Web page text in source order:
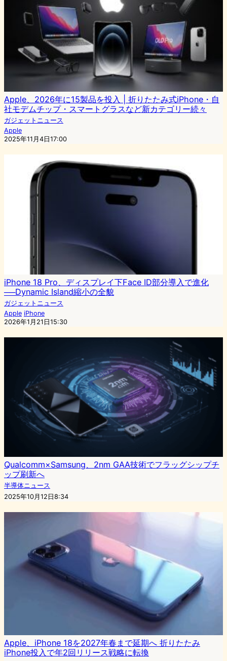
Apple、2026年に15製品を投入 | 折りたたみ式iPhone・自
社モデムチップ・スマートグラスなど新カテゴリー続々
ガジェットニュース
Apple
2025年11月4日17:00
iPhone 18 Pro、ディスプレイ下Face ID部分導入で進化
──Dynamic Island縮小の全貌
ガジェットニュース
Apple iPhone
2026年1月21日15:30
Qualcomm×Samsung、2nm GAA技術でフラッグシップチ
ップ刷新へ
半導体ニュース
2025年10月12日8:34
Apple、iPhone 18を2027年春まで延期へ 折りたたみ
iPhone投入で年2回リリース戦略に転換